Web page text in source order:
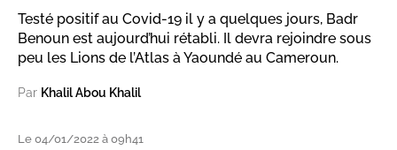
Testé positif au Covid-19 il y a quelques jours, Badr
Benoun est aujourd’hui rétabli. Il devra rejoindre sous
peu les Lions de l’Atlas à Yaoundé au Cameroun.
Par Khalil Abou Khalil
Le 04/01/2022 à 09h41